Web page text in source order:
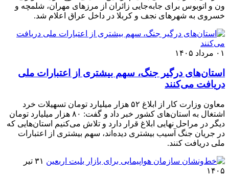
ون و اتوبوس برای جابه‌جایی زائران از مرزهای مهران، شلمچه و
خسروی به شهرهای نجف و کربلا در داخل عراق اعلام شد.
۰۱ مرداد ۱۴۰۵
استان‌های درگیر جنگ، سهم بیشتری از اعتبارات ملی
دریافت می‌کنند
معاون وزارت کار از ابلاغ ۵۲ هزار میلیارد تومان تسهیلات خرد
اشتغال به استان‌های کشور خبر داد و گفت: ۸۰ هزار میلیارد تومان
دیگر در مراحل نهایی ابلاغ قرار دارد و تلاش می‌کنیم استان‌هایی که
در جریان جنگ آسیب بیشتری دیده‌اند، سهم بیشتری از اعتبارات
ملی دریافت کنند.
۳۱ تیر
۱۴۰۵